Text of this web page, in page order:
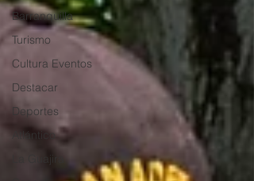
Barranquilla
Turismo
Cultura Eventos
Destacar
Deportes
Atlántico